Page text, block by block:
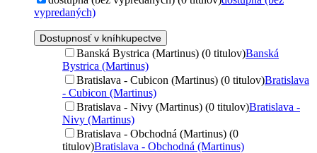
vypredaných)
Dostupnosť v kníhkupectve
Banská Bystrica (Martinus) (0 titulov)Banská
Bystrica (Martinus)
Bratislava - Cubicon (Martinus) (0 titulov)Bratislava
- Cubicon (Martinus)
Bratislava - Nivy (Martinus) (0 titulov)Bratislava -
Nivy (Martinus)
Bratislava - Obchodná (Martinus) (0
titulov)Bratislava - Obchodná (Martinus)